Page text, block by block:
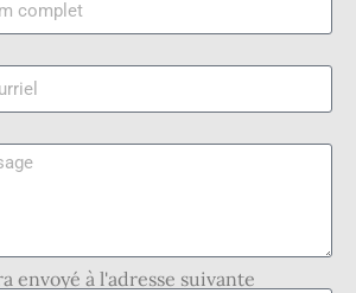
envoyé à l'adresse suivante